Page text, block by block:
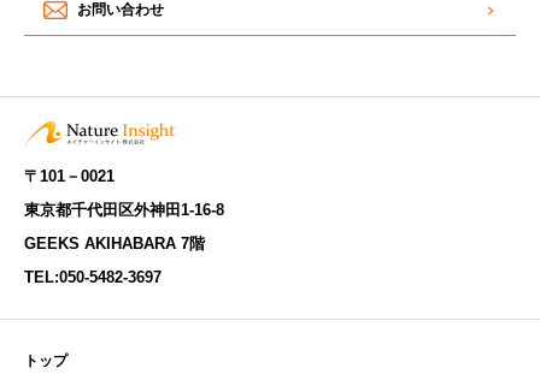
お問い合わせ
〒101－0021
東京都千代田区外神田1-16-8
GEEKS AKIHABARA 7階
TEL:050-5482-3697
トップ